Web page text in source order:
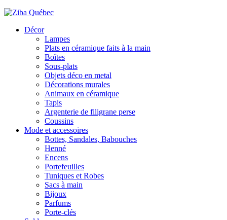
Décor
Lampes
Plats en céramique faits à la main
Boîtes
Sous-plats
Objets déco en metal
Décorations murales
Animaux en céramique
Tapis
Argenterie de filigrane perse
Coussins
Mode et accessoires
Bottes, Sandales, Babouches
Henné
Encens
Portefeuilles
Tuniques et Robes
Sacs à main
Bijoux
Parfums
Porte-clés